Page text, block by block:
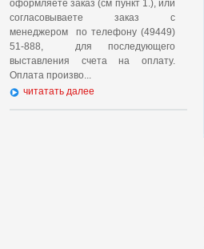
оформляете заказ (см пункт 1.), или
согласовываете заказ с
менеджером по телефону (49449)
51-888, для последующего
выставления счета на оплату.
Оплата произво...
читатать далее